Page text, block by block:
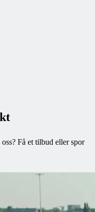
Få et tilbud eller spor